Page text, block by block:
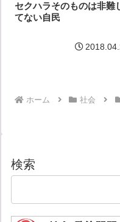
セクハラそのものは非難
てない自民
ホーム 社会
検索